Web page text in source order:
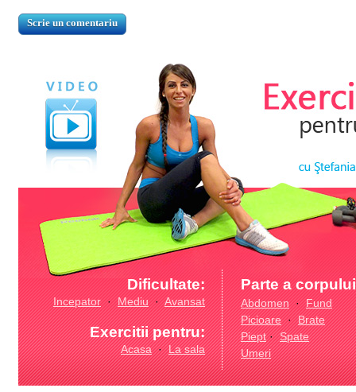
Dificultate:
Incepator·Mediu·Avansat
Exercitii pentru:
Acasa·La sala
Parte a
Abdomen·Fund
Picioare·Brate
Piept·Spate
Umeri